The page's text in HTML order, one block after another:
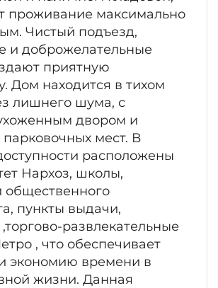
проживание максимально
Чистый подъезд,
и доброжелательные
приятную
Дом находится в тихом
лишнего шума, с
двором и
мест. В
расположены
Нархоз, школы,
общественного
пункты выдачи,
развлекательные
, что обеспечивает
экономию времени в
жизни. Данная